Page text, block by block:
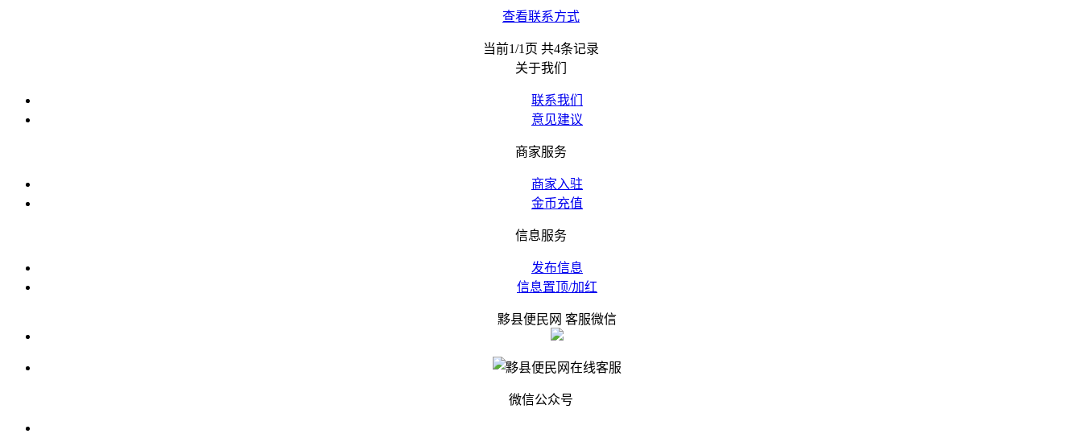
查看联系方式
当前1/1页 共4条记录
关于我们
联系我们
意见建议
商家服务
商家入驻
金币充值
信息服务
发布信息
信息置顶/加红
黟县便民网 客服微信
微信公众号